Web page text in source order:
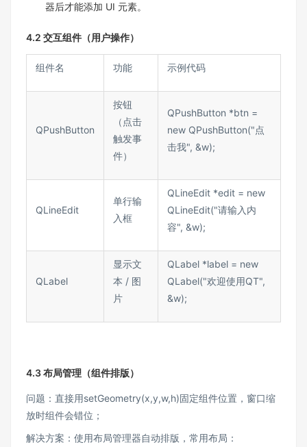
器后才能添加 UI 元素。
4.2 交互组件（用户操作）​
组件名​ 功能​ 示例代码​
QPushButton​
按钮
（点击
触发事
件）​
QPushButton *btn =
new QPushButton("点
击我", &w);​
QLineEdit​
单行输
入框​
QLineEdit *edit = new
QLineEdit("请输入内
容", &w);​
QLabel​
显示文
本 / 图
片​
QLabel *label = new
QLabel("欢迎使用QT",
&w);​
4.3 布局管理（组件排版）​
问题：直接用setGeometry(x,y,w,h)固定组件位置，窗口缩
放时组件会错位；​
解决方案：使用布局管理器自动排版，常用布局：​